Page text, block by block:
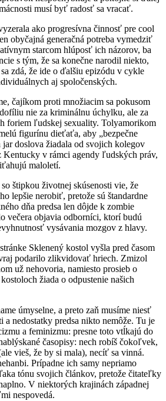
musí byť radosť sa vracať.
ako progresívna činnosť pre cool
obyčajná generačná potreba vymedziť
starcom hlúposť ich názorov, ba
s tým, že sa konečne narodil niekto,
zdá, že ide o ďalšiu epizódu v cykle
aj spoločenských.
čajíkom proti množiacim sa pokusom
nie za kriminálnu úchylku, ale za
foriem ľudskej sexuality. Tolyamorikom
figurínu dieťaťa, aby „bezpečne
doslova žiadala od svojich kolegov
Kentucky v rámci agendy ľudských práv,
maloletí.
štipkou životnej skúsenosti vie, že
lepšie nerobiť, pretože sú štandardne
dňa predsa len dôjde k zombie
večera objavia odborníci, ktorí budú
vysávania mozgov z hlavy.
Sklenený kostol vyšla pred časom
podarilo zlikvidovať hriech. Zmizol
už nehovoria, namiesto prosieb o
žiada o odpustenie našich
úmyselne, a preto zaň musíme niesť
a nedostatky predsa nikto nemôže. Tu je
a feminizmu: presne toto vtĺkajú do
časopisy: nech robíš čokoľvek,
vieš, že by si mala), necíť sa vinná.
Prípadne ich samy nepriamo
tónu svojich článkov, pretože čitateľky
V niektorých krajinách západnej
nespovedá.